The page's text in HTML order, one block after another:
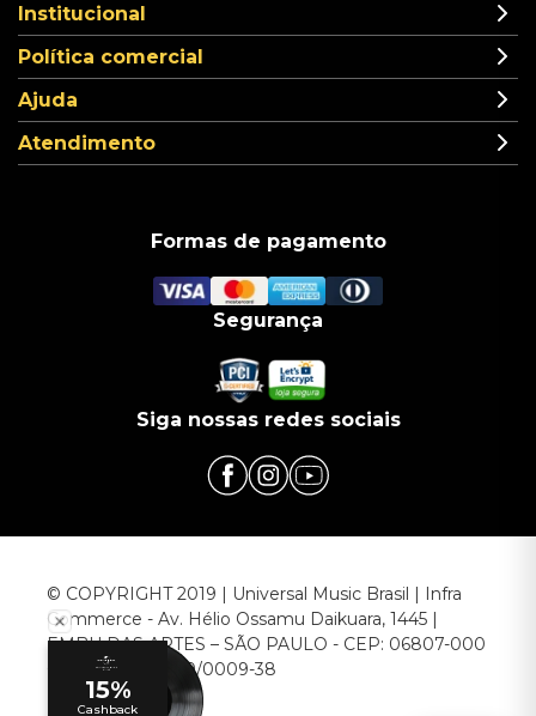
Institucional
Política comercial
Ajuda
Atendimento
Formas de pagamento
Segurança
Siga nossas redes sociais
© COPYRIGHT 2019 | Universal Music Brasil | Infra
Commerce - Av. Hélio Ossamu Daikuara, 1445 |
EMBU DAS ARTES – SÃO PAULO - CEP: 06807-000
CNPJ: 00.952.789/0009-38